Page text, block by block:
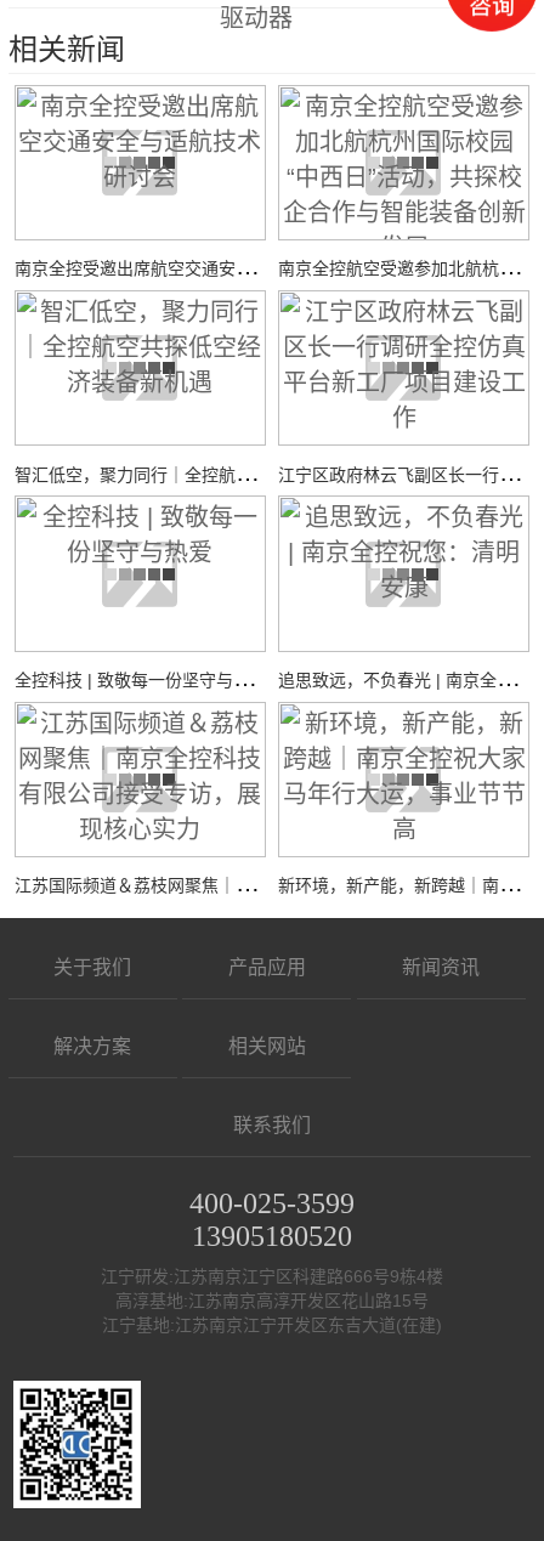
驱动器
相关新闻
南
京全控受邀出席航空交通安全与适航技术研讨会 南
京全控航空受邀参加北航杭州国际校园“中西日”活动，共探校企合作与智能装备创新发展
智
汇低空，聚力同行｜全控航空共探低空经济装备新机遇 江
宁区政府林云飞副区长一行调研全控仿真平台新工厂项目建设工作
全
控科技 | 致敬每一份坚守与热爱 追
思致远，不负春光 | 南京全控祝您：清明安康
江
苏国际频道＆荔枝网聚焦｜南京全控科技有限公司接受专访，展现核心实力 新
环境，新产能，新跨越｜南京全控祝大家马年行大运，事业节节高
关于我们 产品应用 新闻资讯
解决方案 相关网站
联系我们
400-025-3599
13905180520
江宁研发:江苏南京江宁区科建路666号9栋4楼
高淳基地:江苏南京高淳开发区花山路15号
江宁基地:江苏南京江宁开发区东吉大道(在建)